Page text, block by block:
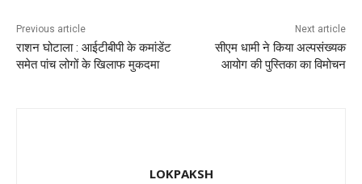
Previous article
राशन घोटाला : आईटीबीपी के कमांडेंट
समेत पांच लोगों के खिलाफ मुकदमा
Next article
सीएम धामी ने किया अल्पसंख्यक
आयोग की पुस्तिका का विमोचन
LOKPAKSH